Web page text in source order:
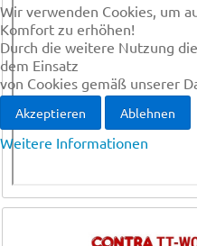
Wir verwenden Cookies, um
Komfort zu erhöhen!
Durch die weitere Nutzung
dem Einsatz
von Cookies gemäß unserer
Akzeptieren Ablehnen
Weitere Informationen